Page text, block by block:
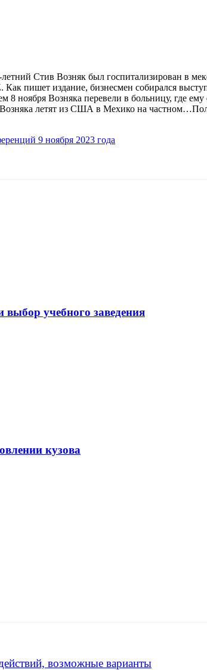
Стив Возняк был госпитализирован в
пишет издание, бизнесмен собирался
ноября Возняка перевели в больницу, где
летят из США в Мехико на
9 ноября 2023 года
учебного заведения
кузова
возможные варианты